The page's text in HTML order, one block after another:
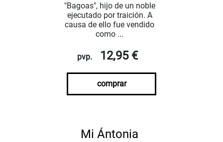
"Bagoas", hijo de un noble
ejecutado por traición. A
causa de ello fue vendido
como ...
pvp. 12,95 €
comprar
Mi Ántonia